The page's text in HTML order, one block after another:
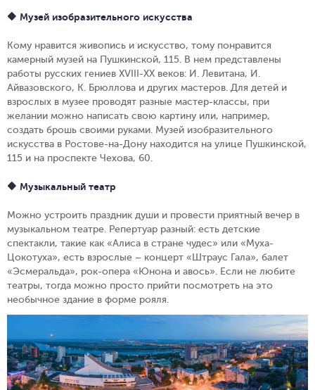
🔶 Музей изобразительного искусства
Кому нравится живопись и искусство, тому понравится
камерный музей на Пушкинской, 115. В нем представлены
работы русских гениев XVIII-XX веков: И. Левитана, И.
Айвазовского, К. Брюллова и других мастеров. Для детей и
взрослых в музее проводят разные мастер-классы, при
желании можно написать свою картину или, например,
создать брошь своими руками. Музей изобразительного
искусства в Ростове-на-Дону находится на улице Пушкинской,
115 и на проспекте Чехова, 60.
🔶 Музыкальный театр
Можно устроить праздник души и провести приятный вечер в
музыкальном театре. Репертуар разный: есть детские
спектакли, такие как «Алиса в стране чудес» или «Муха-
Цокотуха», есть взрослые – концерт «Штраус Гала», балет
«Эсмеральда», рок-опера «Юнона и авось». Если не любите
театры, тогда можно просто прийти посмотреть на это
необычное здание в форме рояля.